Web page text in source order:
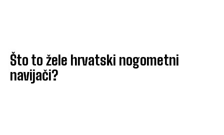
Što to žele hrvatski nogometni
navijači?